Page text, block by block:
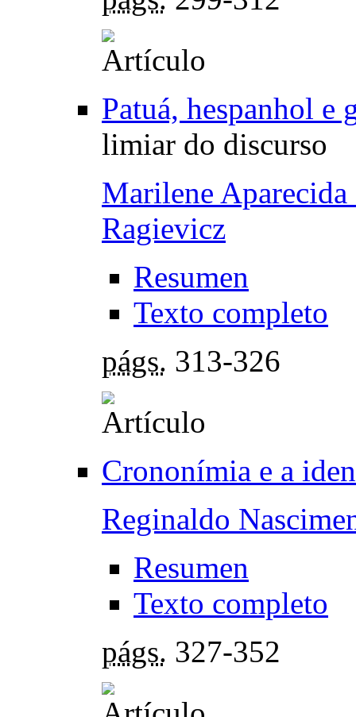
Patuá, hespanhol e
limiar do discurso
Marilene Aparecida
Ragievicz
Resumen
Texto completo
págs. 313-326
Crononímia e a
Reginaldo
Resumen
Texto completo
págs. 327-352